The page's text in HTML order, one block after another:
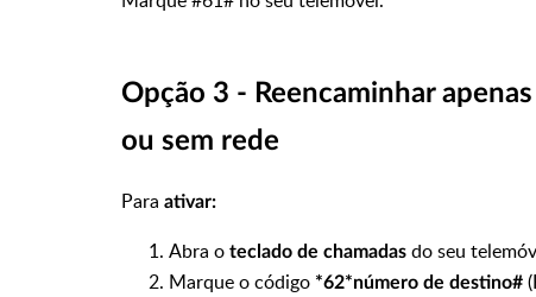
Opção 3 - Reencaminhar
ou sem rede
Para ativar:
Abra o teclado de chamadas do seu
Marque o código *62*número de destino#